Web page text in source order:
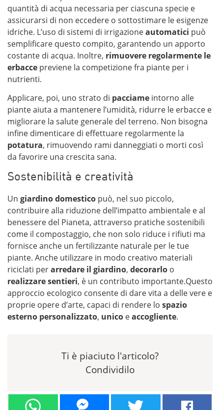
quantità di acqua necessaria per ciascuna specie e
assicurarsi di non eccedere o sottostimare le esigenze
idriche. L’uso di sistemi di irrigazioneautomatici può
semplificare questo compito, garantendo un apporto
costante di acqua. Inoltre, rimuovere regolarmente le
erbacce previene la competizione fra piante per i
nutrienti.
Applicare, poi, uno strato di pacciame intorno alle
piante aiuta a mantenere l’umidità, ridurre le erbacce e
migliorare la salute generale del terreno. Non bisogna
infine dimenticare di effettuare regolarmente la
potatura, rimuovendo rami danneggiati o morti così
da favorire una crescita sana.
Sostenibilità e creatività
Un giardino domestico può, nel suo piccolo,
contribuire alla riduzione dell’impatto ambientale e al
benessere del Pianeta, attraverso pratiche sostenibili
come il compostaggio, che non solo riduce i rifiuti ma
fornisce anche un fertilizzante naturale per le tue
piante. Anche utilizzare in modo creativo materiali
riciclati perarredare il giardino, decorarlo o
realizzare sentieri, è un contributo importante.Questo
approccio ecologico consente di dare vita a delle vere e
proprie opere d’arte, capaci di rendere lo spazio
esterno personalizzato, unico eaccogliente.
Ti è piaciuto l'articolo?
Condividilo